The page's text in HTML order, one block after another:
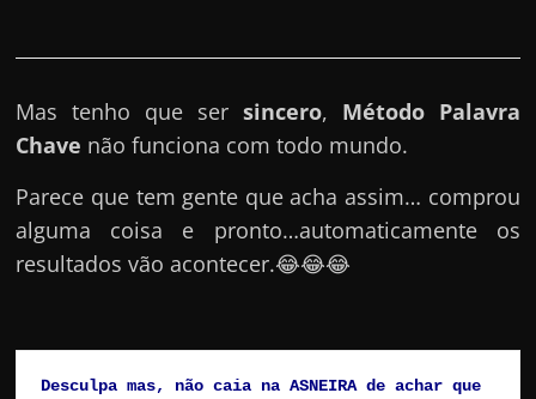
Mas tenho que ser sincero, Método Palavra
Chave não funciona com todo mundo.
Parece que tem gente que acha assim… comprou
alguma coisa e pronto…automaticamente os
resultados vão acontecer.😂😂😂
Desculpa mas, não caia na ASNEIRA de achar que